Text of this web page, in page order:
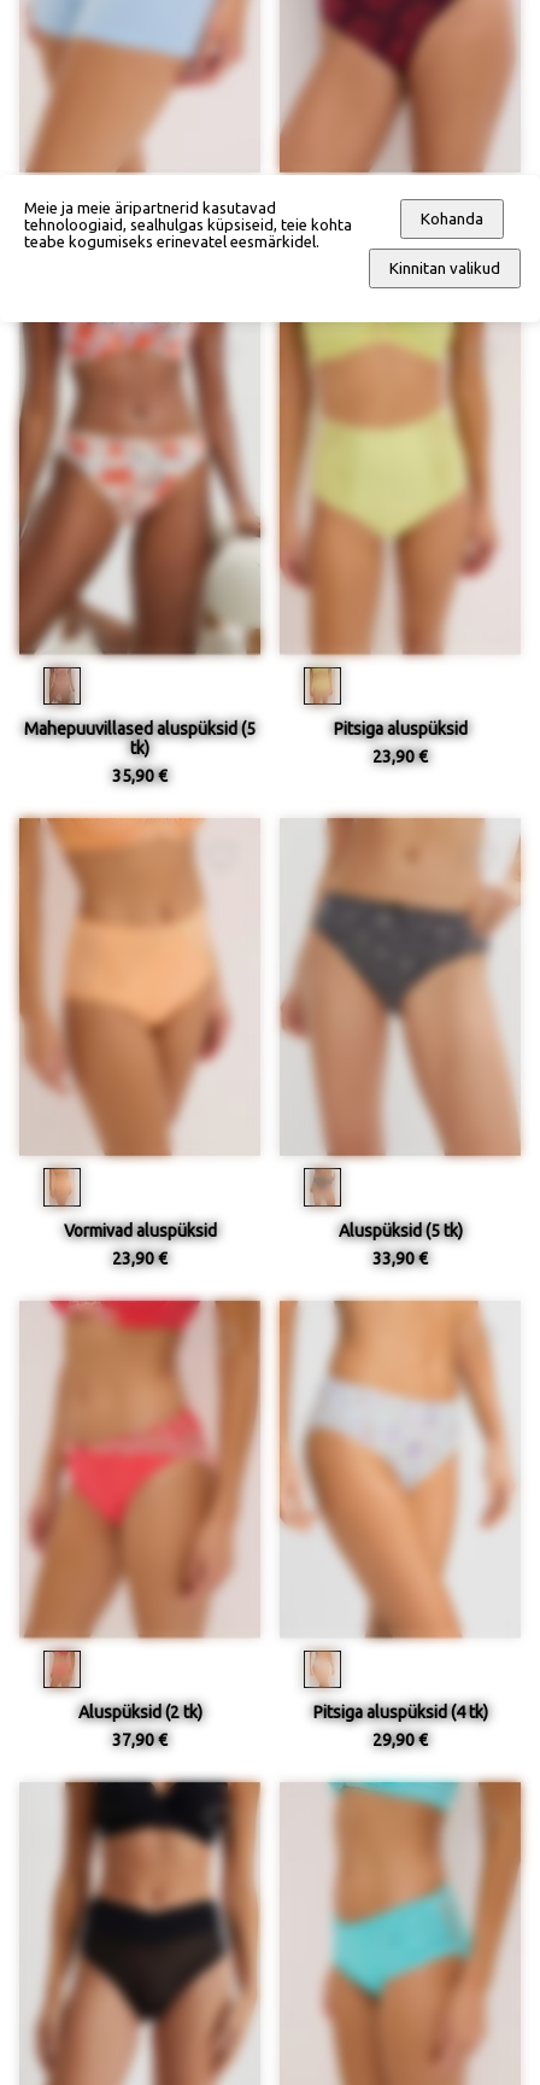
Bokserid (4 tk)
Pitsist aluspüksid
22,90 €
Mahepuuvillased aluspüksid (5
tk)
35,90 €
Pitsiga aluspüksid
23,90 €
Vormivad aluspüksid
23,90 €
Aluspüksid (5 tk)
33,90 €
Aluspüksid (2 tk)
37,90 €
Pitsiga aluspüksid (4 tk)
29,90 €
Meie ja meie äripartnerid kasutavad
tehnoloogiaid, sealhulgas küpsiseid, teie kohta
teabe kogumiseks erinevatel eesmärkidel.
Kohanda
Kinnitan valikud